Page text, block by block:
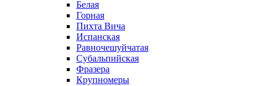
Белая
Горная
Пихта Вича
Испанская
Равночешуйчатая
Субальпийская
Фразера
Крупномеры